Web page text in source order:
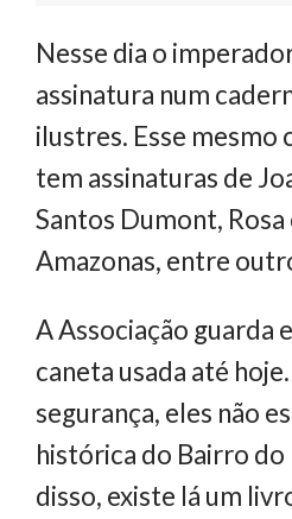
Nesse dia o
assinatura num
ilustres. Esse mesmo
tem assinaturas de
Santos Dumont, Rosa
Amazonas, entre
A Associação guarda
caneta usada até
segurança, eles não
histórica do Bairro do
disso, existe lá um